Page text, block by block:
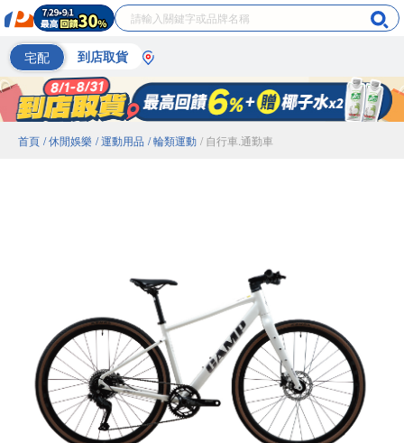
宅配 到店取貨
首頁 / 休閒娛樂 / 運動用品 / 輪類運動 / 自行車.通勤車